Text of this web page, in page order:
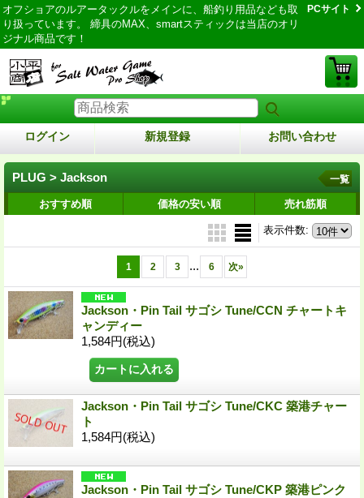
オフショアのルアータックルをメインに、船釣り用品なども取
り扱っています。 締具のMAX、smartスティックは当店のオリ
ジナル商品です！
PCサイト
ログイン 新規登録 お問い合わせ
PLUG > Jackson 一覧
おすすめ順 価格の安い順 売れ筋順
表示件数:
1 2 3 ... 6 次»
Jackson・Pin Tail サゴシ Tune/CCN チャートキ
ャンディー
1,584円(税込)
Jackson・Pin Tail サゴシ Tune/CKC 築港チャー
ト
1,584円(税込)
Jackson・Pin Tail サゴシ Tune/CKP 築港ピンク